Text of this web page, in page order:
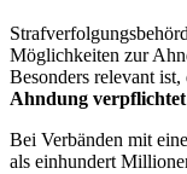
Möglichkeiten zur
Besonders relevant
Ahndung verpflichtet
Bei Verbänden mit
als einhundert